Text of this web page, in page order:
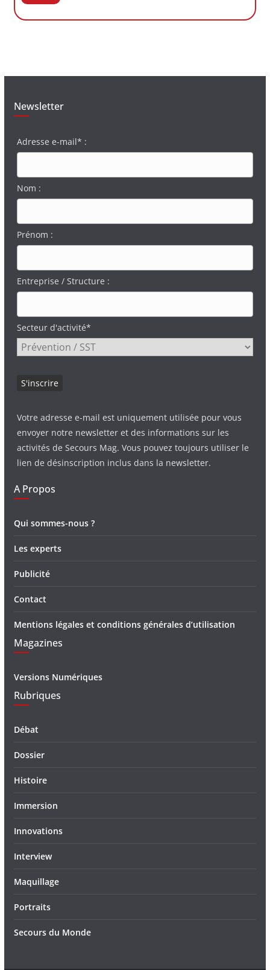
Newsletter
Adresse e-mail* :
Nom :
Prénom :
Entreprise / Structure :
Secteur d'activité*
Votre adresse e-mail est uniquement utilisée pour vous
envoyer notre newsletter et des informations sur les
activités de Secours Mag. Vous pouvez toujours utiliser le
lien de désinscription inclus dans la newsletter.
A Propos
Qui sommes-nous ?
Les experts
Publicité
Contact
Mentions légales et conditions générales d’utilisation
Magazines
Versions Numériques
Rubriques
Débat
Dossier
Histoire
Immersion
Innovations
Interview
Maquillage
Portraits
Secours du Monde